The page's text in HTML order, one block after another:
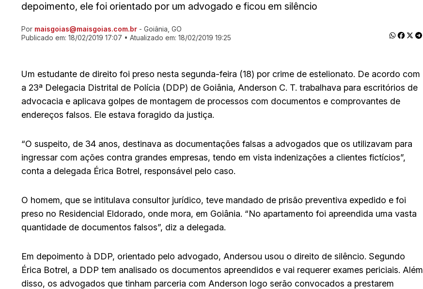
depoimento, ele foi orientado por um advogado e ficou em silêncio
Ir direto pra matéria
Por maisgoias@maisgoias.com.br - Goiânia, GO
Publicado em: 18/02/2019 17:07 • Atualizado em: 18/02/2019 19:25
Um estudante de direito foi preso nesta segunda-feira (18) por crime de estelionato. De acordo com
a 23ª Delegacia Distrital de Polícia (DDP) de Goiânia, Anderson C. T. trabalhava para escritórios de
advocacia e aplicava golpes de montagem de processos com documentos e comprovantes de
endereços falsos. Ele estava foragido da justiça.
“O suspeito, de 34 anos, destinava as documentações falsas a advogados que os utilizavam para
ingressar com ações contra grandes empresas, tendo em vista indenizações a clientes fictícios”,
conta a delegada Érica Botrel, responsável pelo caso.
O homem, que se intitulava consultor jurídico, teve mandado de prisão preventiva expedido e foi
preso no Residencial Eldorado, onde mora, em Goiânia. “No apartamento foi apreendida uma vasta
quantidade de documentos falsos”, diz a delegada.
Em depoimento à DDP, orientado pelo advogado, Andersou usou o direito de silêncio. Segundo
Érica Botrel, a DDP tem analisado os documentos apreendidos e vai requerer exames periciais. Além
disso, os advogados que tinham parceria com Anderson logo serão convocados a prestarem